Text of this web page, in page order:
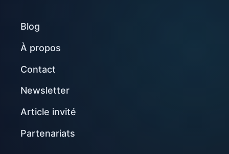
Blog
À propos
Contact
Newsletter
Article invité
Partenariats